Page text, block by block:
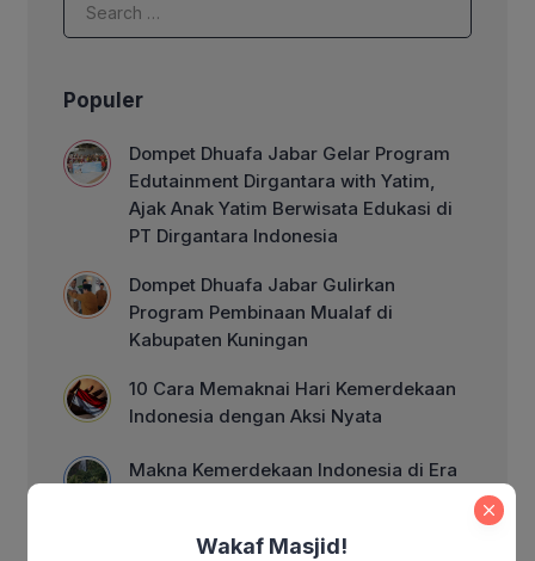
Populer
Dompet Dhuafa Jabar Gelar Program
Edutainment Dirgantara with Yatim,
Ajak Anak Yatim Berwisata Edukasi di
PT Dirgantara Indonesia
Dompet Dhuafa Jabar Gulirkan
Program Pembinaan Mualaf di
Kabupaten Kuningan
10 Cara Memaknai Hari Kemerdekaan
Indonesia dengan Aksi Nyata
Makna Kemerdekaan Indonesia di Era
Wakaf Masjid!